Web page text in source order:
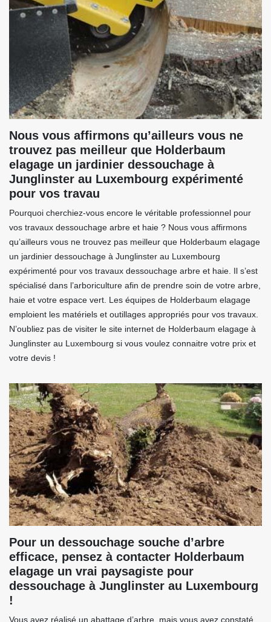
Nous vous affirmons qu’ailleurs vous ne
trouvez pas meilleur que Holderbaum
elagage un jardinier dessouchage à
Junglinster au Luxembourg expérimenté
pour vos travau
Pourquoi cherchiez-vous encore le véritable professionnel pour
vos travaux dessouchage arbre et haie ? Nous vous affirmons
qu’ailleurs vous ne trouvez pas meilleur que Holderbaum elagage
un jardinier dessouchage à Junglinster au Luxembourg
expérimenté pour vos travaux dessouchage arbre et haie. Il s’est
spécialisé dans l’arboriculture afin de prendre soin de votre arbre,
haie et votre espace vert. Les équipes de Holderbaum elagage
emploient les matériels et outillages appropriés pour vos travaux.
N’oubliez pas de visiter le site internet de Holderbaum elagage à
Junglinster au Luxembourg si vous voulez connaitre votre prix et
votre devis !
Pour un dessouchage souche d’arbre
efficace, pensez à contacter Holderbaum
elagage un vrai paysagiste pour
dessouchage à Junglinster au Luxembourg
!
Vous avez réalisé un abattage d’arbre, mais vous avez constaté